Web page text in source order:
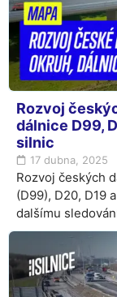
Rozvoj
dálnice D99,
silnic
17 dubna, 2025
Rozvoj českých
(D99), D20, D19
dalšímu